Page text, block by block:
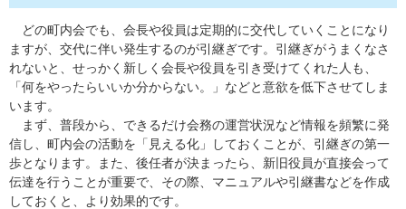
どの町内会でも、会長や役員は定期的に交代していくことになり
ますが、交代に伴い発生するのが引継ぎです。引継ぎがうまくなさ
れないと、せっかく新しく会長や役員を引き受けてくれた人も、
「何をやったらいいか分からない。」などと意欲を低下させてしま
います。
まず、普段から、できるだけ会務の運営状況など情報を頻繁に発
信し、町内会の活動を「見える化」しておくことが、引継ぎの第一
歩となります。また、後任者が決まったら、新旧役員が直接会って
伝達を行うことが重要で、その際、マニュアルや引継書などを作成
しておくと、より効果的です。